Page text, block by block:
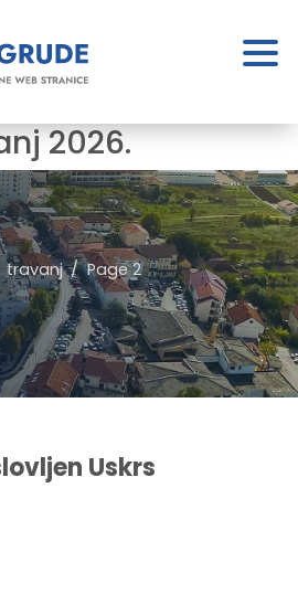
2026.
travanj Page 2
Uskrs